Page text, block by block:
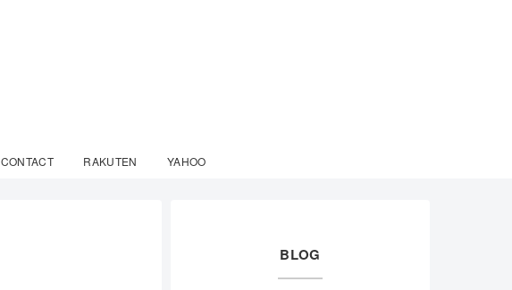
CONTACT RAKUTEN YAHOO
BLOG